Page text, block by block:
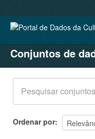
CONJUNTOS DE
ORGANIZAÇÕES
GRUPOS
SOBRE
Conjuntos de
Ordenar por